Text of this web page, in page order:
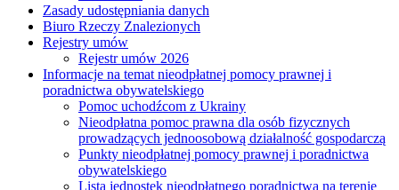
Zasady udostępniania danych
Biuro Rzeczy Znalezionych
Rejestry umów
Rejestr umów 2026
Informacje na temat nieodpłatnej pomocy prawnej i
poradnictwa obywatelskiego
Pomoc uchodźcom z Ukrainy
Nieodpłatna pomoc prawna dla osób fizycznych
prowadzących jednoosobową działalność gospodarczą
Punkty nieodpłatnej pomocy prawnej i poradnictwa
obywatelskiego
Lista jednostek nieodpłatnego poradnictwa na terenie